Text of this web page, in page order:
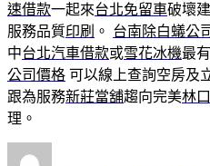
速借款一起來台北免留車破壞
服務品質印刷 。 台南除白蟻公
中台北汽車借款或雪花冰機最
公司價格 可以線上查詢空房及
跟為服務新莊當舖趨向完美林
理。